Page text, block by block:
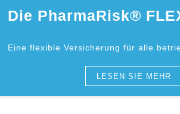
Die PharmaRisk®
Eine flexible Versicherung für alle
LESEN SIE MEHR